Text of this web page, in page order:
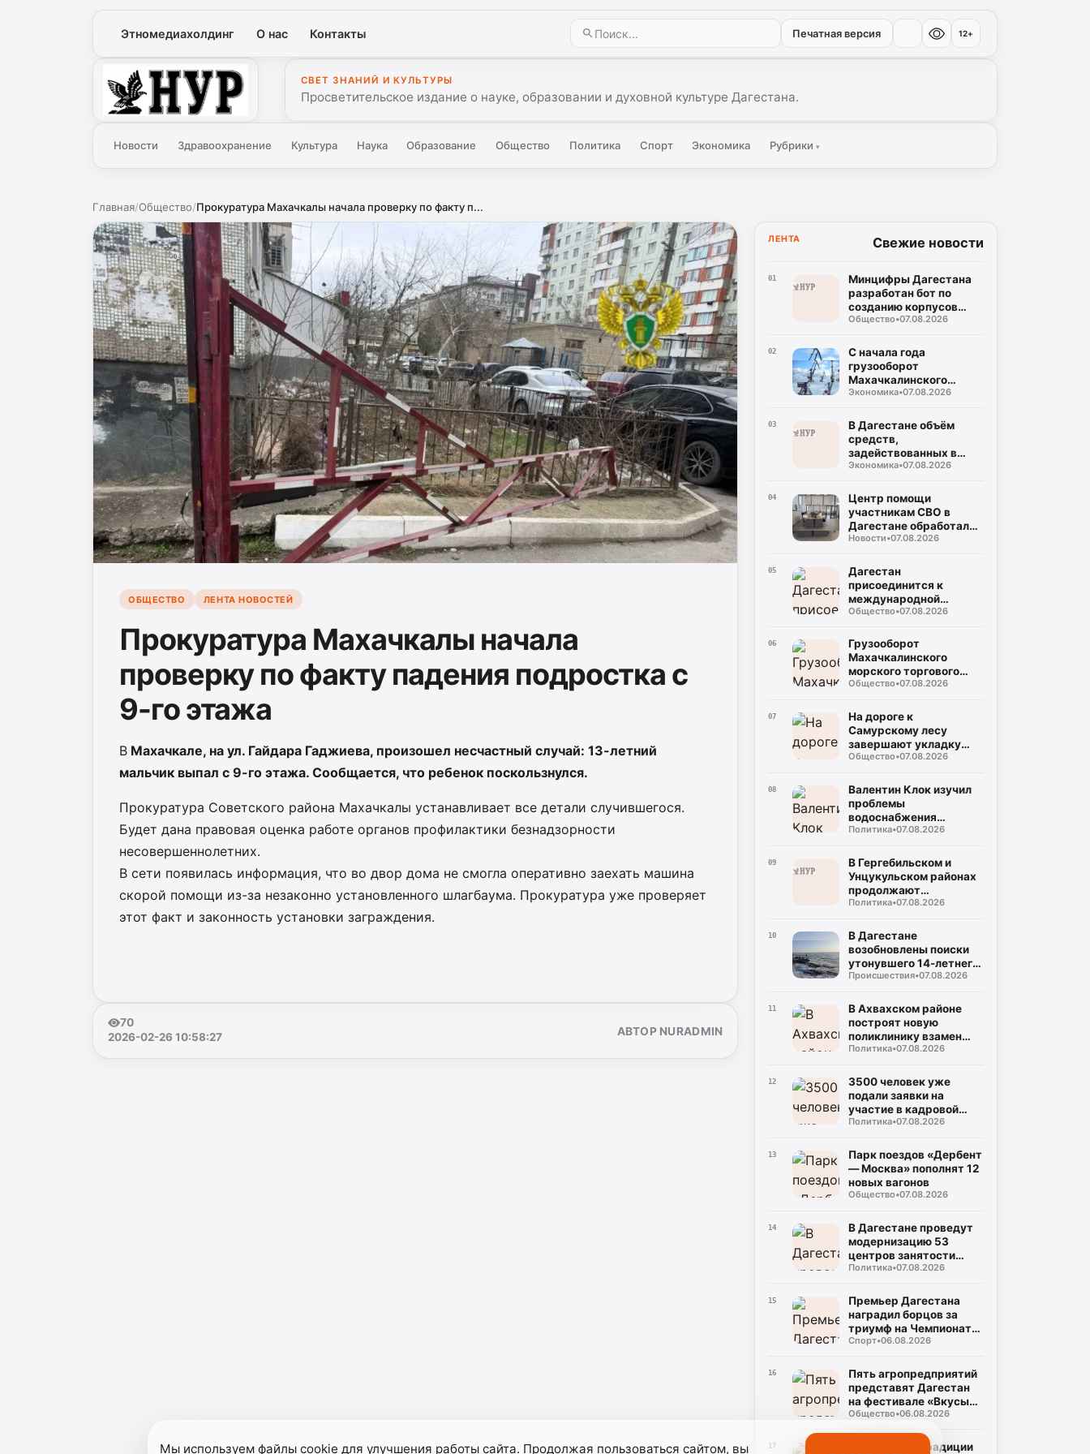
Этномедиахолдинг О нас Контакты Печатная версия 12+
Нур
СВЕТ ЗНАНИЙ И КУЛЬТУРЫ
Просветительское издание о науке, образовании и духовной культуре Дагестана.
Новости Здравоохранение Культура Наука Образование Общество Политика Спорт Экономика Рубрики▾
Главная/Общество/Прокуратура Махачкалы начала проверку по факту п...
ОБЩЕСТВО ЛЕНТА НОВОСТЕЙ
Прокуратура Махачкалы начала
проверку по факту падения подростка с
9-го этажа
В Махачкале, на ул. Гайдара Гаджиева, произошел несчастный случай: 13-летний
мальчик выпал с 9-го этажа. Сообщается, что ребенок поскользнулся.
Прокуратура Советского района Махачкалы устанавливает все детали случившегося.
Будет дана правовая оценка работе органов профилактики безнадзорности
несовершеннолетних.
В сети появилась информация, что во двор дома не смогла оперативно заехать машина
скорой помощи из-за незаконно установленного шлагбаума. Прокуратура уже проверяет
этот факт и законность установки заграждения.
70
2026-02-26 10:58:27
АВТОР NURADMIN
ЛЕНТА Свежие новости
01
Минцифры Дагестана
разработан бот по
созданию корпусов
национальных языков
Общество•07.08.2026
02
С начала года
грузооборот
Махачкалинского
морского торгового
2,49 млн тонн
Экономика•07.08.2026
03
В Дагестане объём
средств,
задействованных в
прорывных
132 млрд рублей
Экономика•07.08.2026
04
Центр помощи
участникам СВО в
Дагестане обработал
около тысячи
Новости•07.08.2026
05
Дагестан
присоединится к
международной
очистке очистки
Каспийского моря
Общество•07.08.2026
06
Грузооборот
Махачкалинского
морского торгового
порта вырос на 45,9%
прошлым годом
Общество•07.08.2026
07
На дороге к
Самурскому лесу
завершают укладку
асфальта
Общество•07.08.2026
08
Валентин Клок изучил
проблемы
водоснабжения
Буйнакска и
Политика•07.08.2026
09
В Гергебильском и
Унцукульском районах
продолжают
восстанавливать
Политика•07.08.2026
10
В Дагестане
возобновлены поиски
утонувшего 14-летнего
мальчика
Происшествия•07.08.2026
11
В Ахвахском районе
построят новую
поликлинику взамен
сгоревшей
Политика•07.08.2026
12
3500 человек уже
подали заявки на
участие в кадровой
программе «Команда
Политика•07.08.2026
13
Парк поездов «Дербент
— Москва» пополнят 12
новых вагонов
Общество•07.08.2026
14
В Дагестане проведут
модернизацию 53
центров занятости
населения
Политика•07.08.2026
15
Премьер Дагестана
наградил борцов за
триумф на Чемпионате
России
Спорт•06.08.2026
16
Пять агропредприятий
представят Дагестан
на фестивале «Вкусы
России» в Москве
Общество•06.08.2026
17
Кулинарные традиции
Мы используем файлы cookie для улучшения работы сайта. Продолжая пользоваться сайтом, вы